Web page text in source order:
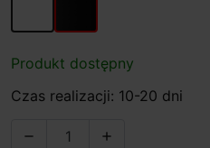
Produkt dostępny
Czas realizacji: 10-20 dni
 